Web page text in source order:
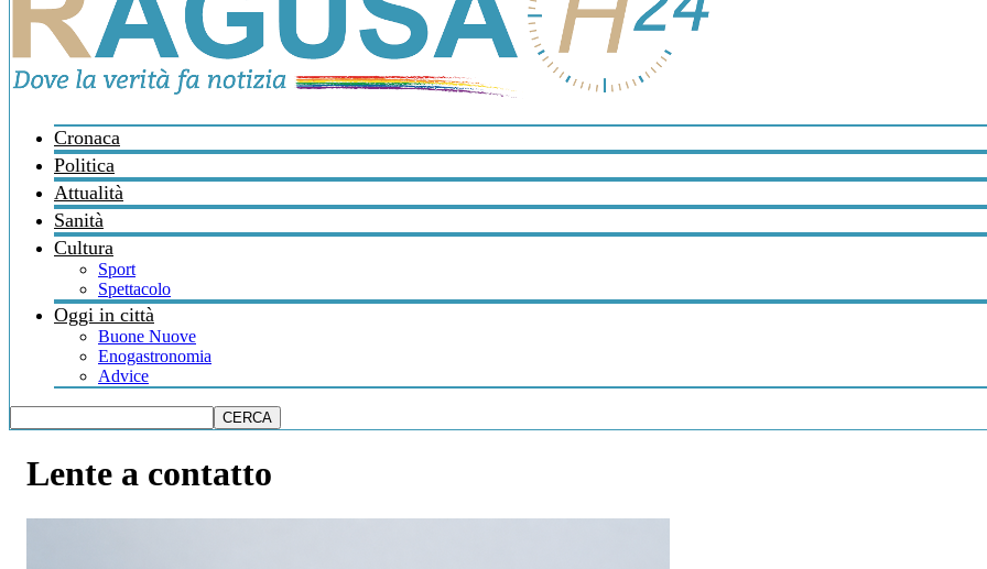
Cronaca
Politica
Attualità
Sanità
Cultura
Sport
Spettacolo
Oggi in città
Buone Nuove
Enogastronomia
Advice
Lente a contatto